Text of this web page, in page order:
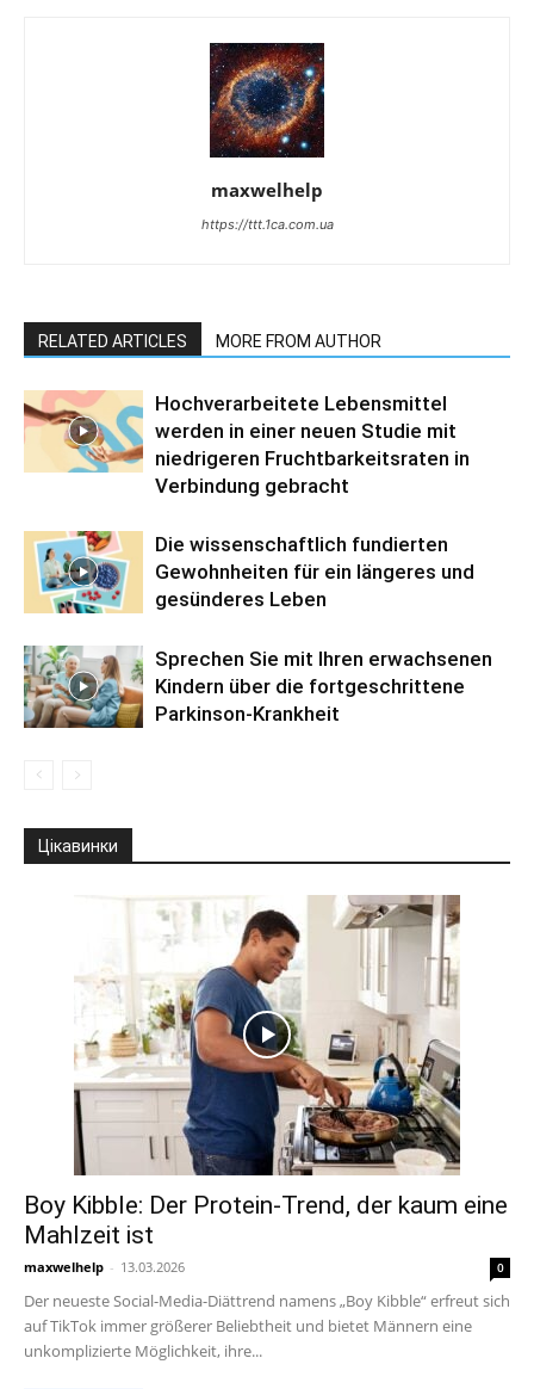
maxwelhelp
https://ttt.1ca.com.ua
RELATED ARTICLES MORE FROM AUTHOR
Hochverarbeitete Lebensmittel
werden in einer neuen Studie mit
niedrigeren Fruchtbarkeitsraten in
Verbindung gebracht
Die wissenschaftlich fundierten
Gewohnheiten für ein längeres und
gesünderes Leben
Sprechen Sie mit Ihren erwachsenen
Kindern über die fortgeschrittene
Parkinson-Krankheit
Цікавинки
Boy Kibble: Der Protein-Trend, der kaum eine
Mahlzeit ist
maxwelhelp - 13.03.2026 0
Der neueste Social-Media-Diättrend namens „Boy Kibble“ erfreut sich
auf TikTok immer größerer Beliebtheit und bietet Männern eine
unkomplizierte Möglichkeit, ihre...